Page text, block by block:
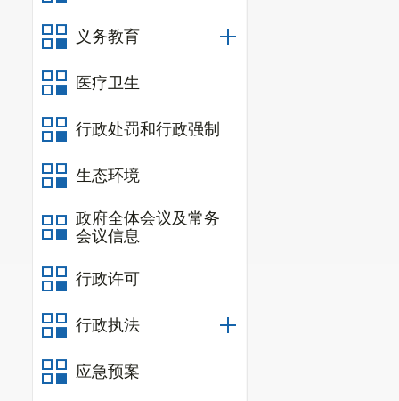
义务教育
医疗卫生
行政处罚和行政强制
生态环境
政府全体会议及常务
会议信息
行政许可
行政执法
应急预案